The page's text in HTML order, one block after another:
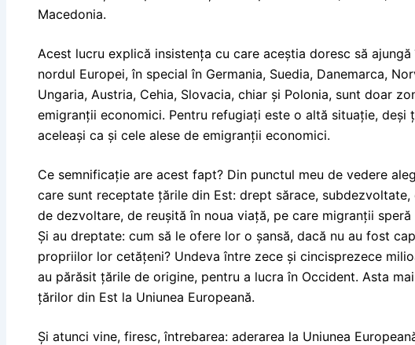
Macedonia.
Acest lucru explică insistența cu care aceștia doresc să
nordul Europei, în special în Germania, Suedia, Danemarca,
Ungaria, Austria, Cehia, Slovacia, chiar și Polonia, sunt doar
emigranții economici. Pentru refugiați este o altă situație, deși
aceleași ca și cele alese de emigranții economici.
Ce semnificație are acest fapt? Din punctul meu de vedere
care sunt receptate țările din Est: drept sărace,
de dezvoltare, de reușită în noua viață, pe care migranții speră
Și au dreptate: cum să le ofere lor o șansă, dacă nu au fost
propriilor lor cetățeni? Undeva între zece și cincisprezece
au părăsit țările de origine, pentru a lucra în Occident. Asta
țărilor din Est la Uniunea Europeană.
Și atunci vine, firesc, întrebarea: aderarea la Uniunea